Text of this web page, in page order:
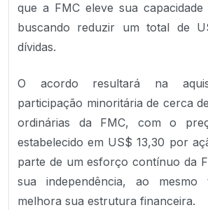
que a FMC eleve sua capacidade
buscando reduzir um total de
dívidas.
O acordo resultará na
participação minoritária de cerca
ordinárias da FMC, com o
estabelecido em US$ 13,30 por
parte de um esforço contínuo da
sua independência, ao
melhora sua estrutura financeira.